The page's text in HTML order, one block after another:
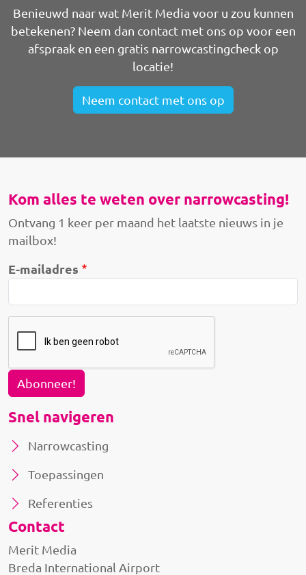
Benieuwd naar wat Merit Media voor u zou kunnen
betekenen? Neem dan contact met ons op voor een
afspraak en een gratis narrowcastingcheck op
locatie!
Neem contact met ons op
Kom alles te weten over narrowcasting!
Ontvang 1 keer per maand het laatste nieuws in je
mailbox!
E-mailadres
Abonneer!
Snel navigeren
Narrowcasting
Toepassingen
Referenties
Contact
Merit Media
Breda International Airport